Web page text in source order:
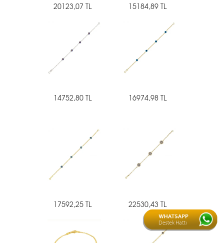
20123,07 TL 15184,89 TL
14752,80 TL 16974,98 TL
17592,25 TL 22530,43 TL